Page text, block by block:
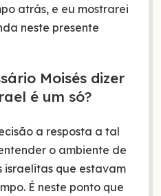
atrás, e eu mostrarei
neste presente
Moisés dizer
é um só?
a resposta a tal
o ambiente de
israelitas que estavam
É neste ponto que